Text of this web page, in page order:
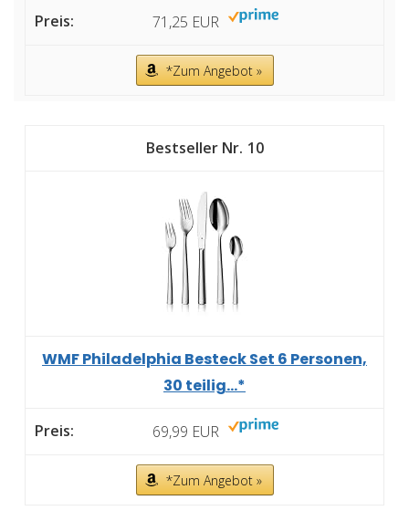
71,25 EUR
*Zum Angebot »
10
WMF Philadelphia Besteck Set 6 Personen,
30 teilig...*
69,99 EUR
*Zum Angebot »